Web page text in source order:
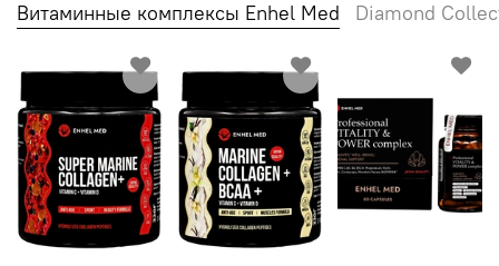
Витаминные комплексы Enhel Med Diamond